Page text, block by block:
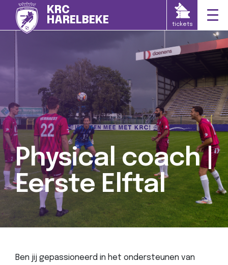
KRC
HARELBEKE
tickets
Physical coach |
Eerste Elftal
Ben jij gepassioneerd in het ondersteunen van